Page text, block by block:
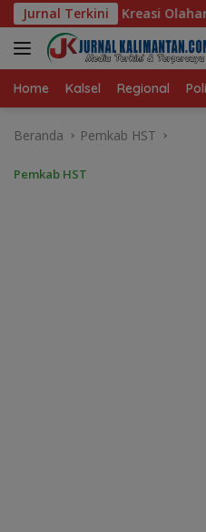
Langsung
ke
konten
Jurnal Terkini
Hingga Tingkat Nasional
Home Kalsel Regional
Beranda Pemkab HST
Pemkab HST